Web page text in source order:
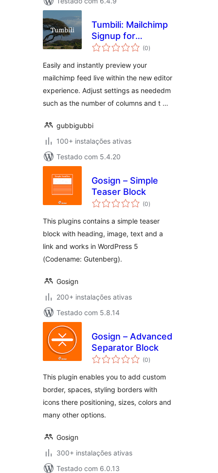
Tumbili: Mailchimp
Signup for
Gutenberg
(0avaliações
totais
)
Easily and instantly preview your
mailchimp feed live within the new editor
experience. Adjust settings as neededm
such as the number of columns and t …
gubbigubbi
100+ instalações ativas
Testado com 5.4.20
Gosign – Simple
Teaser Block
(0avaliações
totais
)
This plugins contains a simple teaser
block with heading, image, text and a
link and works in WordPress 5
(Codename: Gutenberg).
Gosign
200+ instalações ativas
Testado com 5.8.14
Gosign – Advanced
Separator Block
(0avaliações
totais
)
This plugin enables you to add custom
border, spaces, styling borders with
icons there positioning, sizes, colors and
many other options.
Gosign
300+ instalações ativas
Testado com 6.0.13